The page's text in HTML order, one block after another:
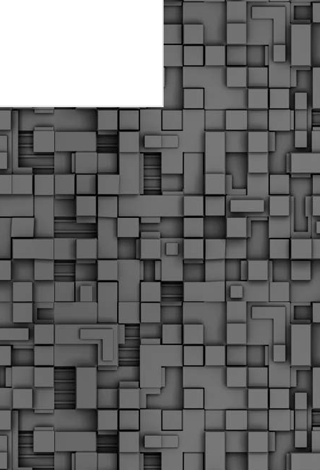
Η Δημοτική Αστυνομία
Θεσσαλονίκης βεβαίωσε κατά
τις προηγούμενες ημέρες
πρόστιμα για 11 διοικητικές
παραβάσεις που έλαβαν
εργασιών από εργολαβικά
συνεργεία και οι οποίες
αφορούσαν εκτέλεση
εργασιών χωρίς νόμιμη
σήμανση και στην απόθεση
υλικών – εργαλείων εκτός του
προβλεπόμενου εργοταξίου.